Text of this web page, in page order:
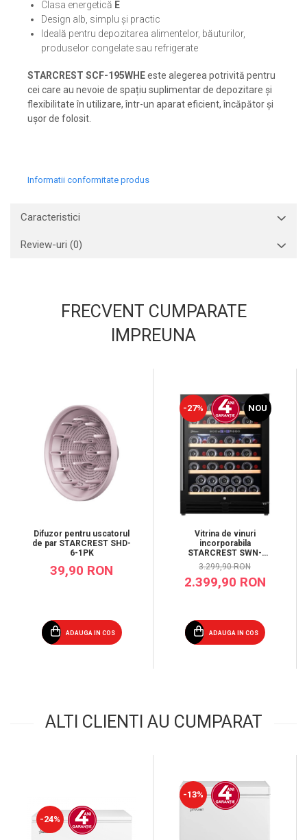
Clasa energetică E
Design alb, simplu și practic
Ideală pentru depozitarea alimentelor, băuturilor,
produselor congelate sau refrigerate
STARCREST SCF-195WHEeste alegerea potrivită pentru
cei care au nevoie de spațiu suplimentar de depozitare și
flexibilitate în utilizare, într-un aparat eficient, încăpător și
ușor de folosit.
Informatii conformitate produs
Caracteristici
Review-uri (0)
FRECVENT CUMPARATE
IMPREUNA
Difuzor pentru uscatorul
de par STARCREST SHD-
6-1PK
39,90 RON
ADAUGA IN COS
-27% NOU
Vitrina de vinuri
incorporabila
STARCREST SWN-
13851DZ , 138L, 51 sticle,
Rafturi lemn de fag, 2
zone de racire, Control
electronic, Display,
3.299,90 RON
2.399,90 RON
ADAUGA IN COS
ALTI CLIENTI AU CUMPARAT
-24%
-13%